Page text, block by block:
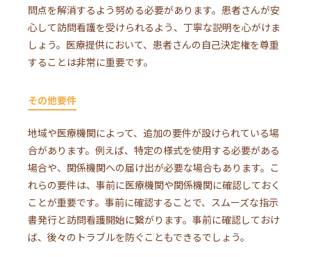
問点を解消するよう努める必要があります。患者さんが安
心して訪問看護を受けられるよう、丁寧な説明を心がけま
しょう。医療提供において、患者さんの自己決定権を尊重
することは非常に重要です。
その他要件
地域や医療機関によって、追加の要件が設けられている場
合があります。例えば、特定の様式を使用する必要がある
場合や、関係機関への届け出が必要な場合もあります。こ
れらの要件は、事前に医療機関や関係機関に確認しておく
ことが重要です。事前に確認することで、スムーズな指示
書発行と訪問看護開始に繋がります。事前に確認しておけ
ば、後々のトラブルを防ぐこともできるでしょう。